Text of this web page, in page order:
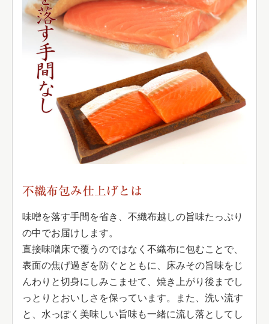
不織布包み仕上げとは
味噌を落す手間を省き、不織布越しの旨味たっぷり
の中でお届けします。
直接味噌床で覆うのではなく不織布に包むことで、
表面の焦げ過ぎを防ぐとともに、床みその旨味をじ
んわりと切身にしみこませて、焼き上がり後までし
っとりとおいしさを保っています。また、洗い流す
と、水っぽく美味しい旨味も一緒に流し落としてし